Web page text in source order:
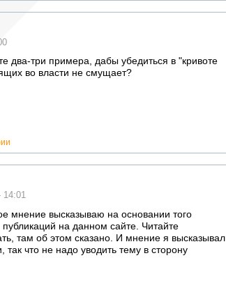
два-три примера, дабы убедиться в "кривоте
во власти не смущает?
14:01
мнение высказываю на основании того
на данном сайте. Читайте
там об этом сказано. И мнение я высказывал
что не надо уводить тему в сторону